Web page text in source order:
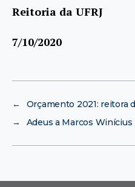
Reitoria da UFRJ
7/10/2020
←
Orçamento 2021: reitora
→
Adeus a Marcos Winícius